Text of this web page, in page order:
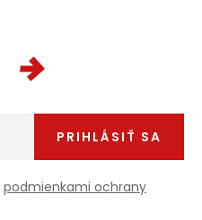
podmienkami ochrany
PRIHLÁSIŤ SA